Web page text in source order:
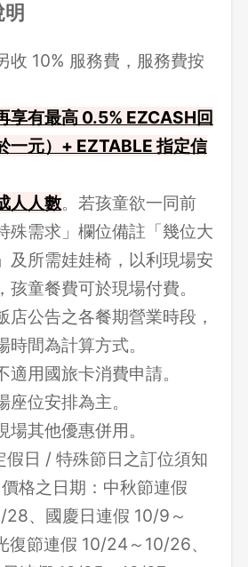
收 10% 服務費，服務費按
享有最高 0.5% EZCASH回
一元）+ EZTABLE 指定信
人人數。若孩童欲一同前
殊需求」欄位備註「幾位大
及所需娃娃椅，以利現場安
孩童餐費可於現場付費。
店公告之各餐期營業時段，
時間為計算方式。
適用國旅卡消費申請。
位安排為主。
場其他優惠併用。
日 / 特殊節日之訂位須知
格之日期：中秋節連假
、國慶日連假 10/9～
復節連假 10/24～10/26、